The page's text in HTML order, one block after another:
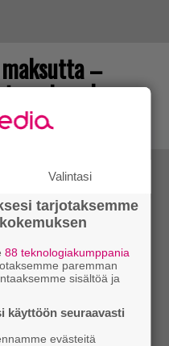
–
kanssa
Valintasi
tarjotaksemme
88 teknologiakumppania
paremman
sisältöä ja
käyttöön seuraavasti
evästeitä